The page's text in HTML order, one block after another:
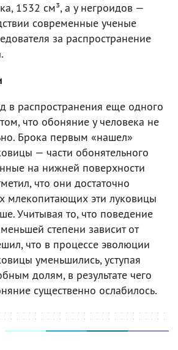
1532 см³, а у негроидов —
современные ученые
за распространение
в распространения еще одного
что обоняние у человека не
Брока первым «нашел»
— части обонятельного
на нижней поверхности
что они достаточно
млекопитающих эти луковицы
Учитывая то, что поведение
степени зависит от
что в процессе эволюции
уменьшились, уступая
долям, в результате чего
существенно ослабилось.